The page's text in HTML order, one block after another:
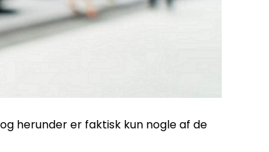
herunder er faktisk kun nogle af de